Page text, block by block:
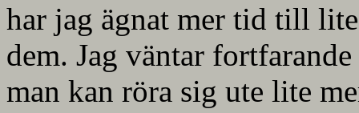
har jag ägnat mer tid till
dem. Jag väntar
man kan röra sig ute lite